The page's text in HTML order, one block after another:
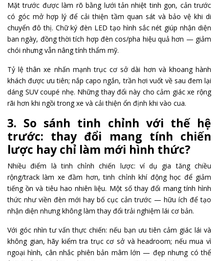
Mặt trước được làm rõ bằng lưới tản nhiệt tinh gọn, cản trước
có góc mở hợp lý để cải thiện tầm quan sát và bảo vệ khi di
chuyển đô thị. Chữ ký đèn LED tạo hình sắc nét giúp nhận diện
ban ngày, đồng thời tích hợp đèn cos/pha hiệu quả hơn — giảm
chói nhưng vẫn nâng tính thẩm mỹ.
Tỷ lệ thân xe nhấn mạnh trục cơ sở dài hơn và khoang hành
khách được ưu tiên; nắp capo ngắn, trần hơi vuốt về sau đem lại
dáng SUV coupé nhẹ. Những thay đổi này cho cảm giác xe rộng
rãi hơn khi ngồi trong xe và cải thiện ổn định khi vào cua.
3. So sánh tinh chỉnh với thế hệ
trước: thay đổi mang tính chiến
lược hay chỉ làm mới hình thức?
Nhiều điểm là tinh chỉnh chiến lược: ví dụ gia tăng chiều
rộng/track làm xe đầm hơn, tinh chỉnh khí động học để giảm
tiếng ồn và tiêu hao nhiên liệu. Một số thay đổi mang tính hình
thức như viền đèn mới hay bố cục cản trước — hữu ích để tạo
nhận diện nhưng không làm thay đổi trải nghiệm lái cơ bản.
Với góc nhìn tư vấn thực chiến: nếu bạn ưu tiên cảm giác lái và
không gian, hãy kiểm tra trục cơ sở và headroom; nếu mua vì
ngoại hình, cân nhắc phiên bản mâm lớn — đẹp nhưng có thể